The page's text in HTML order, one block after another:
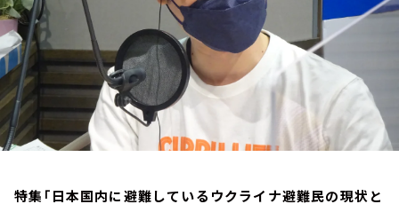
特集「日本国内に避難しているウクライナ避難民の現状と